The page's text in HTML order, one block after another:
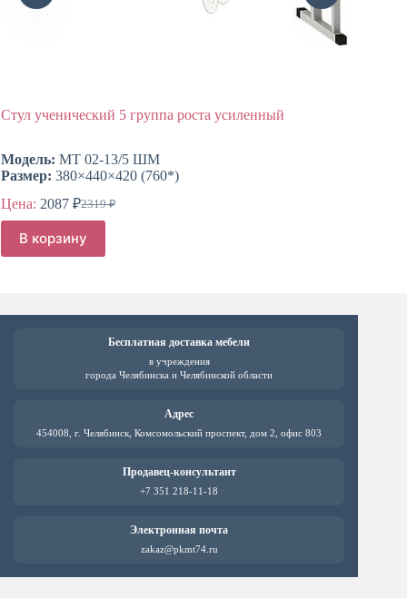
Стул ученический 5 группа роста усиленный
Модель: МТ 02-13/5 ШМ
Размер: 380×440×420 (760*)
Цена:
2319₽
Первоначальная
цена
составляла
2319 ₽.
2087 ₽Текущая
цена:
2087 ₽.
В корзину
Бесплатная доставка мебели
в учреждения
города Челябинска и Челябинской области
Адрес
454008, г. Челябинск, Комсомольский проспект, дом 2, офис 803
Продавец-консультант
+7 351 218-11-18
Электронная почта
zakaz@pkmt74.ru